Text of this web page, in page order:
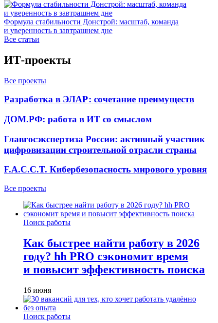
Формула стабильности Донстрой: масштаб, команда
и уверенность в завтрашнем дне
Все статьи
ИТ-проекты
Все проекты
Разработка в ЭЛАР: сочетание преимуществ
ДОМ.РФ: работа в ИТ со смыслом
Главгосэкспертиза России: активный участник
цифровизации строительной отрасли страны
F.A.C.C.T. Кибербезопасность мирового уровня
Все проекты
Поиск работы
Как быстрее найти работу в 2026
году? hh PRO сэкономит время
и повысит эффективность поиска
16 июня
Поиск работы